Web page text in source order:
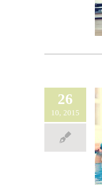
26
10, 2015